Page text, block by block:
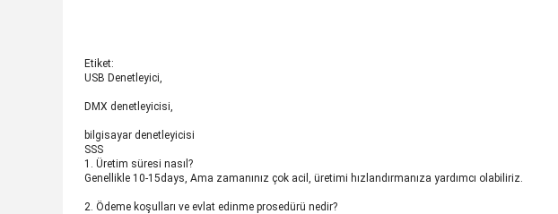
Etiket:
USB Denetleyici,
DMX denetleyicisi,
bilgisayar denetleyicisi
SSS
1. Üretim süresi nasıl?
Genellikle 10-15days, Ama zamanınız çok acil, üretimi hızlandırmanıza yardımcı olabiliriz.
2. Ödeme koşulları ve evlat edinme prosedürü nedir?